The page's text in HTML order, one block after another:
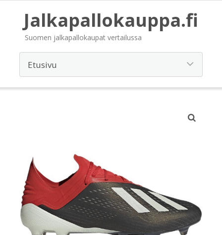
Jalkapallokauppa.fi
Suomen jalkapallokaupat vertailussa